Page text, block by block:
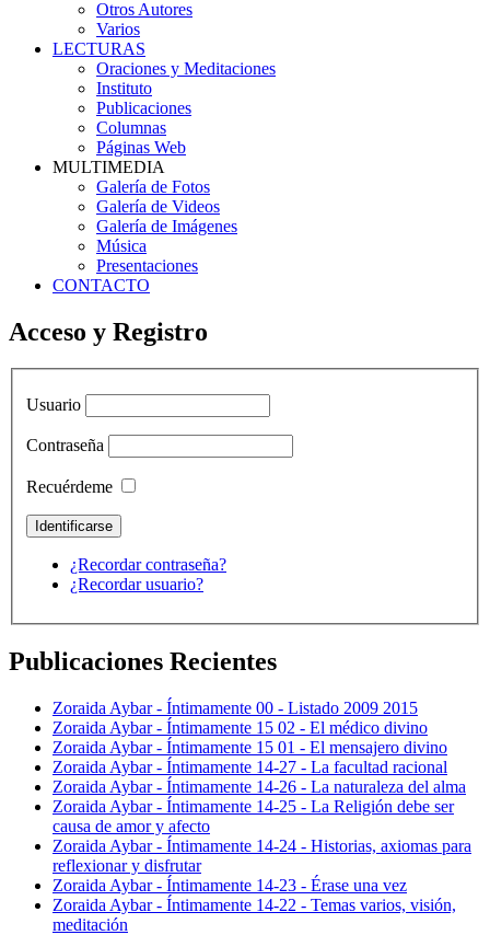
Otros Autores
Varios
LECTURAS
Oraciones y Meditaciones
Instituto
Publicaciones
Columnas
Páginas Web
MULTIMEDIA
Galería de Fotos
Galería de Videos
Galería de Imágenes
Música
Presentaciones
CONTACTO
Acceso y Registro
Usuario
Contraseña
Recuérdeme
¿Recordar contraseña?
¿Recordar usuario?
Publicaciones Recientes
Zoraida Aybar - Íntimamente 00 - Listado 2009 2015
Zoraida Aybar - Íntimamente 15 02 - El médico divino
Zoraida Aybar - Íntimamente 15 01 - El mensajero divino
Zoraida Aybar - Íntimamente 14-27 - La facultad racional
Zoraida Aybar - Íntimamente 14-26 - La naturaleza del alma
Zoraida Aybar - Íntimamente 14-25 - La Religión debe ser
causa de amor y afecto
Zoraida Aybar - Íntimamente 14-24 - Historias, axiomas para
reflexionar y disfrutar
Zoraida Aybar - Íntimamente 14-23 - Érase una vez
Zoraida Aybar - Íntimamente 14-22 - Temas varios, visión,
meditación